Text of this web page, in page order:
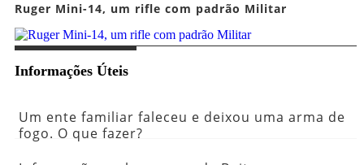
Ruger Mini-14, um rifle com padrão Militar
Informações Úteis
Um ente familiar faleceu e deixou uma arma de
fogo. O que fazer?